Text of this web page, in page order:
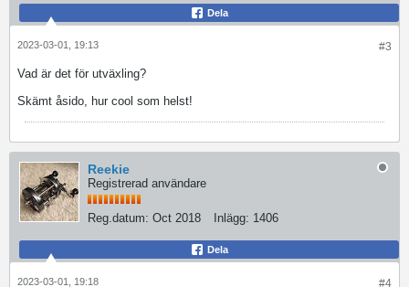
Dela
#3
2023-03-01, 19:13
Vad är det för utväxling?
Skämt åsido, hur cool som helst!
Reekie
Registrerad användare
Reg.datum: Oct 2018 Inlägg: 1406
Dela
#4
2023-03-01, 19:18